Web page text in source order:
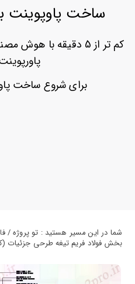
حساب
ثبت
بازیابی
ساخت پاوپوینت
کم تر از 5 دقیقه با هوش مصنوعی
برای شروع ساخت
شما در این مسیر هستید : تو پروژه /
بخش فولاد فریم تیغه طرحی جزئیات